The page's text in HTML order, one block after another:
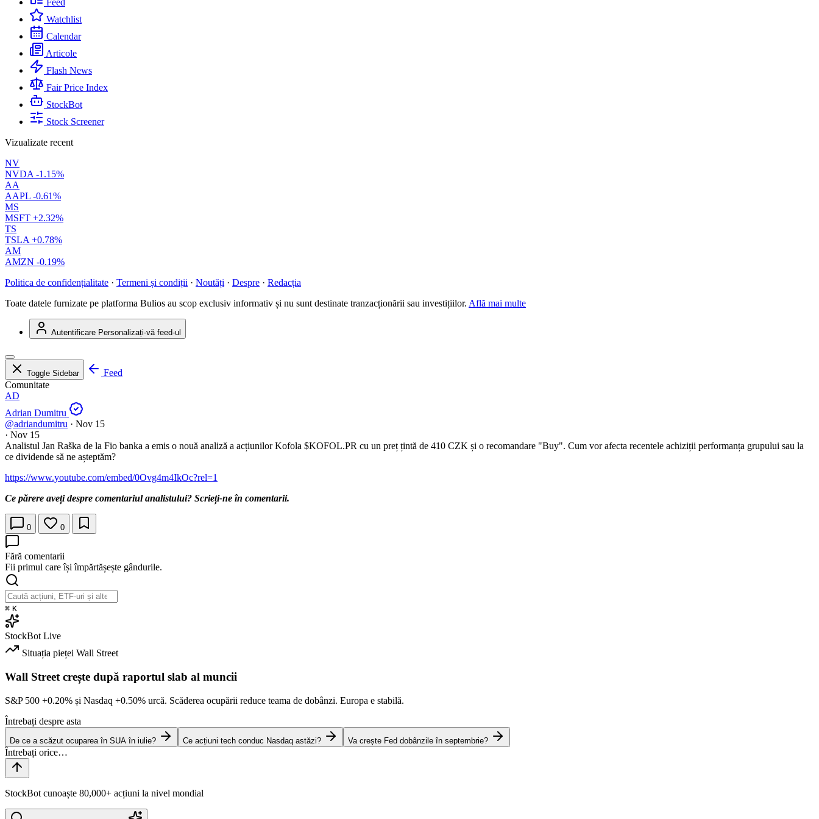
Feed
Watchlist
Calendar
Articole
Flash News
Fair Price Index
StockBot
Stock Screener
Vizualizate recent
NV
NVDA -1.15%
AA
AAPL -0.61%
MS
MSFT +2.32%
TS
TSLA +0.78%
AM
AMZN -0.19%
Politica de confidențialitate · Termeni și condiții · Noutăți · Despre · Redacția
Toate datele furnizate pe platforma Bulios au scop exclusiv informativ și nu sunt destinate tranzacționării sau investițiilor. Află mai multe
Autentificare Personalizați-vă feed-ul
Toggle Sidebar
Feed
Comunitate
AD
Adrian Dumitru
@adriandumitru · Nov 15
· Nov 15
Analistul Jan Raška de la Fio banka a emis o nouă analiză a acțiunilor Kofola $KOFOL.PR cu un preț țintă de 410 CZK și o recomandare "Buy". Cum vor afecta recentele achiziții performanța grupului sau la
ce dividende să ne așteptăm?
https://www.youtube.com/embed/0Ovg4m4IkOc?rel=1
Ce părere aveți despre comentariul analistului? Scrieți-ne în comentarii.
0 0
Fără comentarii
Fii primul care își împărtășește gândurile.
⌘ K
StockBot Live
Situația pieței Wall Street
Wall Street crește după raportul slab al muncii
S&P 500 +0.20% și Nasdaq +0.50% urcă. Scăderea ocupării reduce teama de dobânzi. Europa e stabilă.
Întrebați despre asta
De ce a scăzut ocuparea în SUA în iulie? Ce acțiuni tech conduc Nasdaq astăzi? Va crește Fed dobânzile în septembrie?
StockBot cunoaște 80,000+ acțiuni la nivel mondial